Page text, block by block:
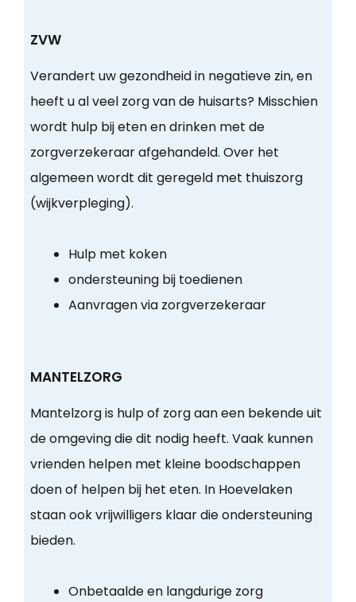
ZVW
Verandert uw gezondheid in negatieve zin, en
heeft u al veel zorg van de huisarts? Misschien
wordt hulp bij eten en drinken met de
zorgverzekeraar afgehandeld. Over het
algemeen wordt dit geregeld met thuiszorg
(wijkverpleging).
Hulp met koken
ondersteuning bij toedienen
Aanvragen via zorgverzekeraar
MANTELZORG
Mantelzorg is hulp of zorg aan een bekende uit
de omgeving die dit nodig heeft. Vaak kunnen
vrienden helpen met kleine boodschappen
doen of helpen bij het eten. In Hoevelaken
staan ook vrijwilligers klaar die ondersteuning
bieden.
Onbetaalde en langdurige zorg